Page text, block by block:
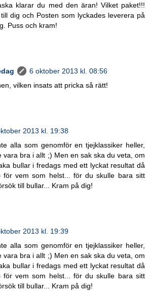
klarar du med den äran! Vilket paket!!!
dig och Posten som lyckades leverera på
Puss och kram!
6 oktober 2013 kl. 08:56
vilken insats att pricka så rätt!
2013 kl. 19:38
alla som genomför en tjejklassiker heller,
vara bra i allt ;) Men en sak ska du veta, om
bullar i fredags med ett lyckat resultat då
för vem som helst... för du skulle bara sitt
till bullar... Kram på dig!
2013 kl. 19:39
alla som genomför en tjejklassiker heller,
vara bra i allt ;) Men en sak ska du veta, om
bullar i fredags med ett lyckat resultat då
för vem som helst... för du skulle bara sitt
till bullar... Kram på dig!